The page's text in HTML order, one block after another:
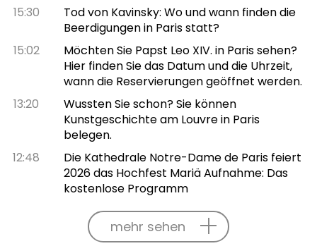
15:30
Tod von Kavinsky: Wo und wann finden die
Beerdigungen in Paris statt?
15:02
Möchten Sie Papst Leo XIV. in Paris sehen?
Hier finden Sie das Datum und die Uhrzeit,
wann die Reservierungen geöffnet werden.
13:20
Wussten Sie schon? Sie können
Kunstgeschichte am Louvre in Paris
belegen.
12:48
Die Kathedrale Notre-Dame de Paris feiert
2026 das Hochfest Mariä Aufnahme: Das
kostenlose Programm
mehr sehen